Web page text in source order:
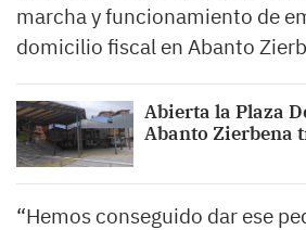
marcha y funcionamiento de
domicilio fiscal en Abanto
Abierta la Plaza
Abanto Zierbena
“Hemos conseguido dar ese